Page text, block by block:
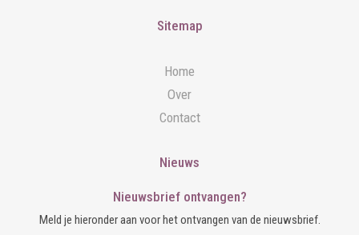
Sitemap
Home
Over
Contact
Nieuws
Nieuwsbrief ontvangen?
Meld je hieronder aan voor het ontvangen van de nieuwsbrief.